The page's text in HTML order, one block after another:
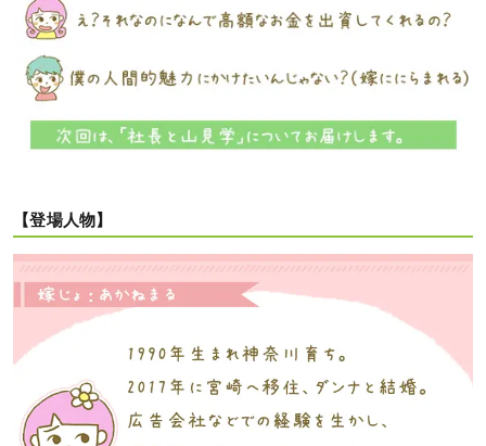
【登場人物】